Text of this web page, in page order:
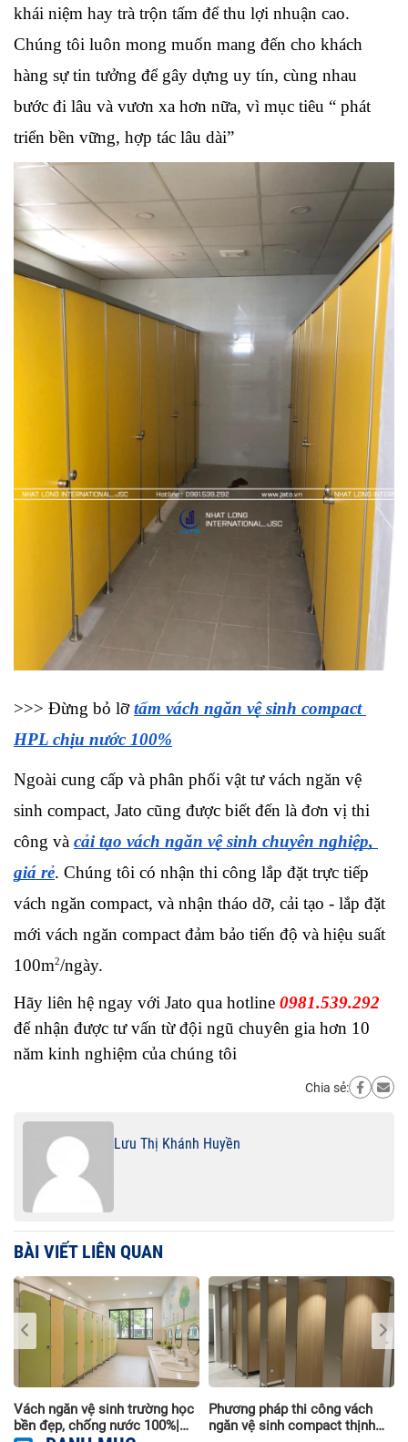
khái niệm hay trà trộn tấm để thu lợi nhuận cao.
Chúng tôi luôn mong muốn mang đến cho khách
hàng sự tin tưởng để gây dựng uy tín, cùng nhau
bước đi lâu và vươn xa hơn nữa, vì mục tiêu “ phát
triển bền vững, hợp tác lâu dài”
>>> Đừng bỏ lỡ tấm vách ngăn vệ sinh compact
HPL chịu nước 100%
Ngoài cung cấp và phân phối vật tư vách ngăn vệ
sinh compact, Jato cũng được biết đến là đơn vị thi
công và cải tạo vách ngăn vệ sinh chuyên nghiệp,
giá rẻ. Chúng tôi có nhận thi công lắp đặt trực tiếp
vách ngăn compact, và nhận tháo dỡ, cải tạo - lắp đặt
mới vách ngăn compact đảm bảo tiến độ và hiệu suất
100m2/ngày.
Hãy liên hệ ngay với Jato qua hotline 0981.539.292
để nhận được tư vấn từ đội ngũ chuyên gia hơn 10
năm kinh nghiệm của chúng tôi
Chia sẻ:
Lưu Thị Khánh Huyền
BÀI VIẾT LIÊN QUAN
Vách ngăn vệ sinh trường học
bền đẹp, chống nước 100%|
Phương pháp thi công vách
ngăn vệ sinh compact thịnh